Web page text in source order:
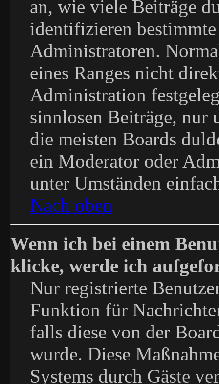
an, wie viele Beiträge
identifizieren
Administratoren.
eines Ranges nicht
Administration
sinnlosen Beiträge, nur
die meisten Boards
ein Moderator oder
unter Umständen
Nach oben
Wenn ich bei einem
klicke, werde ich
Nur registrierte
Funktion für
falls diese von der
wurde. Diese
Systems durch Gäste